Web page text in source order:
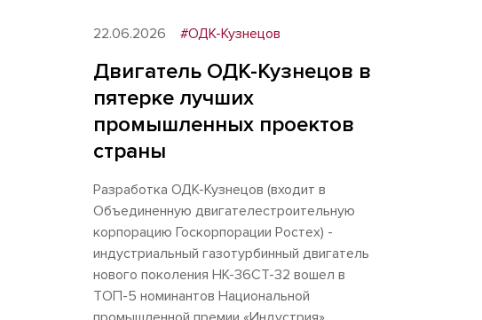
22.06.2026 #ОДК-Кузнецов
Двигатель ОДК-Кузнецов в
пятерке лучших
промышленных проектов
страны
Разработка ОДК-Кузнецов (входит в
Объединенную двигателестроительную
корпорацию Госкорпорации Ростех) -
индустриальный газотурбинный двигатель
нового поколения НК-36СТ-32 вошел в
ТОП-5 номинантов Национальной